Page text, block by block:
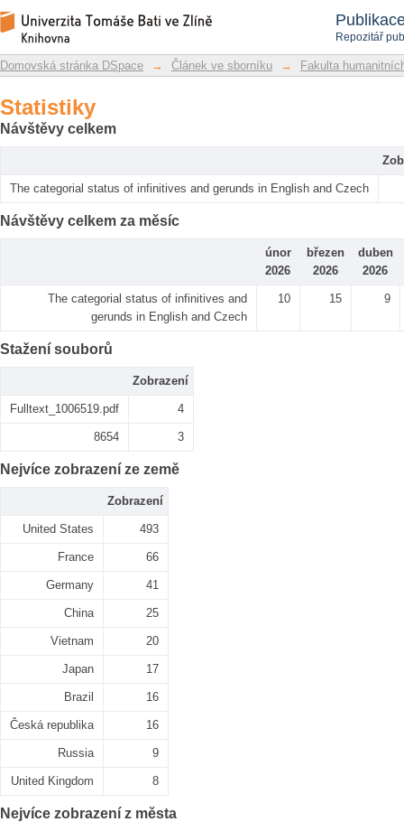
Repozitář
Statistiky
Repozitář DSpace/Manakin
Domovská stránka DSpace → Článek ve sborníku → Fakulta
Statistiky
Návštěvy celkem
The categorial status of infinitives and gerunds in English and Czech
Návštěvy celkem za měsíc
únor
2026
březen
2026
duben
2026
The categorial status of infinitives and
gerunds in English and Czech
10 15 9
Stažení souborů
Zobrazení
Fulltext_1006519.pdf 4
8654 3
Nejvíce zobrazení ze země
Zobrazení
United States 493
France 66
Germany 41
China 25
Vietnam 20
Japan 17
Brazil 16
Česká republika 16
Russia 9
United Kingdom 8
Nejvíce zobrazení z města